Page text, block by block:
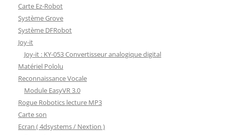
Carte Ez-Robot
Système Grove
Système DFRobot
Joy-it
Joy-it : KY-053 Convertisseur analogique digital
Matériel Pololu
Reconnaissance Vocale
Module EasyVR 3.0
Rogue Robotics lecture MP3
Carte son
Ecran ( 4dsystems / Nextion )